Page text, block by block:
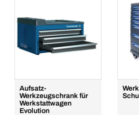
In den
Aufsatz-
Werkzeugschrank für
Werkstattwagen
Evolution